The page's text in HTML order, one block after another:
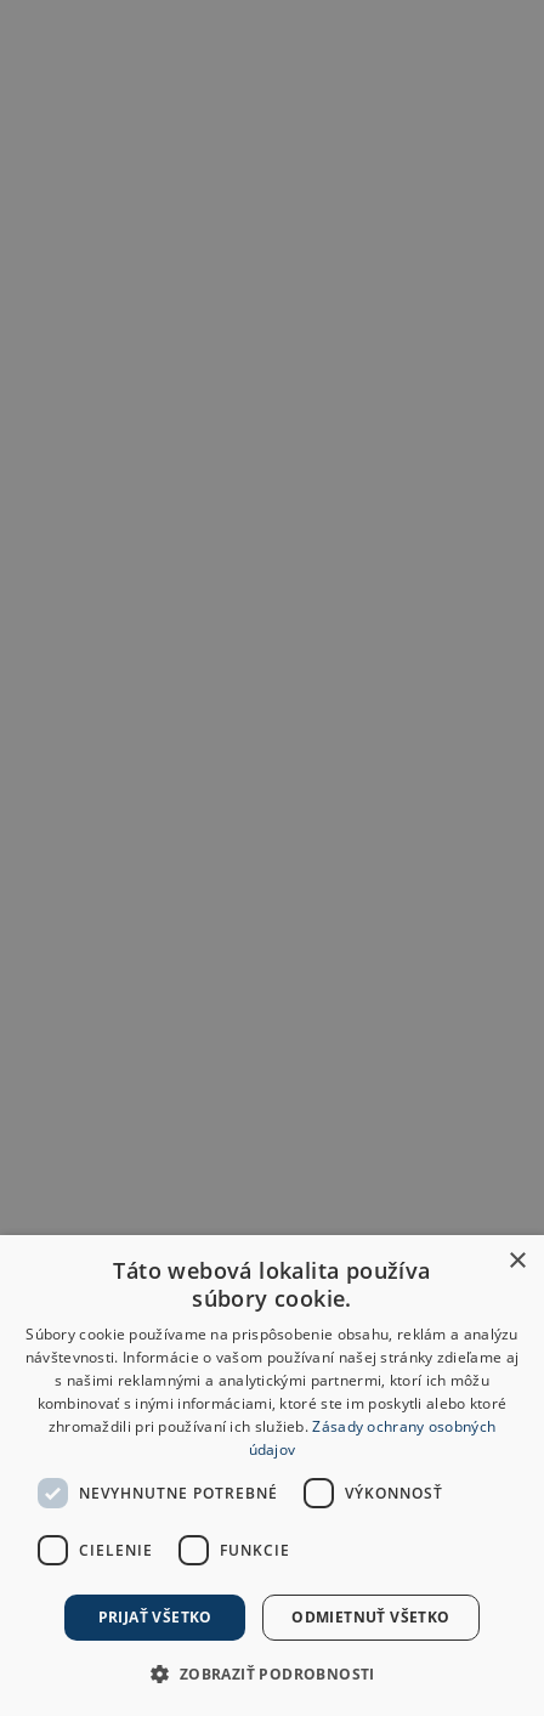
×
Táto webová lokalita používa
súbory cookie.
Súbory cookie používame na prispôsobenie obsahu, reklám a analýzu
návštevnosti. Informácie o vašom používaní našej stránky zdieľame aj
s našimi reklamnými a analytickými partnermi, ktorí ich môžu
kombinovať s inými informáciami, ktoré ste im poskytli alebo ktoré
zhromaždili pri používaní ich služieb.Zásady ochrany osobných
údajov
NEVYHNUTNE POTREBNÉ VÝKONNOSŤ
CIELENIE FUNKCIE
PRIJAŤ VŠETKO ODMIETNUŤ VŠETKO
ZOBRAZIŤ PODROBNOSTI